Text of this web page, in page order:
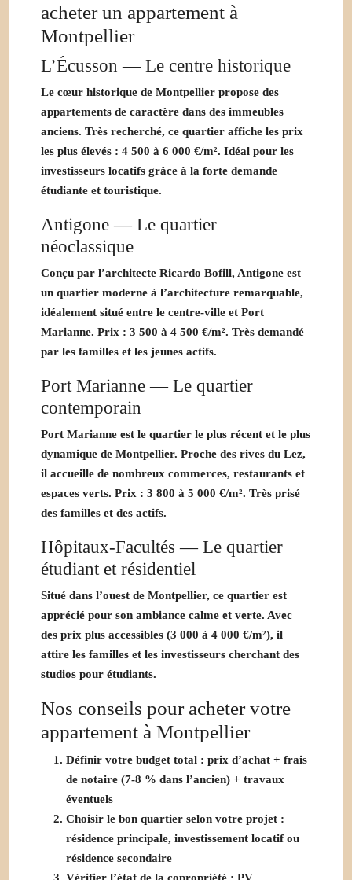
acheter un appartement à
Montpellier
L’Écusson — Le centre historique
Le cœur historique de Montpellier propose des
appartements de caractère dans des immeubles
anciens. Très recherché, ce quartier affiche les prix
les plus élevés : 4 500 à 6 000 €/m². Idéal pour les
investisseurs locatifs grâce à la forte demande
étudiante et touristique.
Antigone — Le quartier
néoclassique
Conçu par l’architecte Ricardo Bofill, Antigone est
un quartier moderne à l’architecture remarquable,
idéalement situé entre le centre-ville et Port
Marianne. Prix : 3 500 à 4 500 €/m². Très demandé
par les familles et les jeunes actifs.
Port Marianne — Le quartier
contemporain
Port Marianne est le quartier le plus récent et le plus
dynamique de Montpellier. Proche des rives du Lez,
il accueille de nombreux commerces, restaurants et
espaces verts. Prix : 3 800 à 5 000 €/m². Très prisé
des familles et des actifs.
Hôpitaux-Facultés — Le quartier
étudiant et résidentiel
Situé dans l’ouest de Montpellier, ce quartier est
apprécié pour son ambiance calme et verte. Avec
des prix plus accessibles (3 000 à 4 000 €/m²), il
attire les familles et les investisseurs cherchant des
studios pour étudiants.
Nos conseils pour acheter votre
appartement à Montpellier
Définir votre budget total : prix d’achat + frais
de notaire (7-8 % dans l’ancien) + travaux
éventuels
Choisir le bon quartier selon votre projet :
résidence principale, investissement locatif ou
résidence secondaire